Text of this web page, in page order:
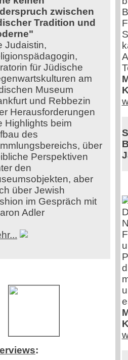
zwischen
Tradition und
Judaistin,
für Jüdische
am
Museum
und Rebbezin
Herausforderungen
Highlights beim
des
über
Perspektiven
den
aber
über Jewish
im Gespräch mit
Adler
: